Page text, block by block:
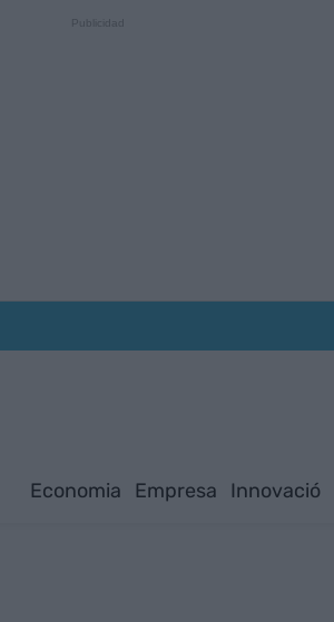
Economia Empresa Innovació